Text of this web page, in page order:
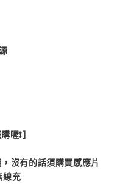
❗］
沒有的話須購買感應片
線充